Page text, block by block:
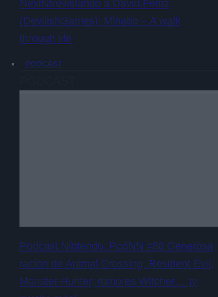
NextNtrevistando a David Ferriz
(DevilishGames): Minabo – A walk
through life
PODCAST
Podcast Nintendo: PodNN #86 Generosa
ración de Animal Crossing, Resident Evil,
Monster Hunter, rumores Witcher… ¡y